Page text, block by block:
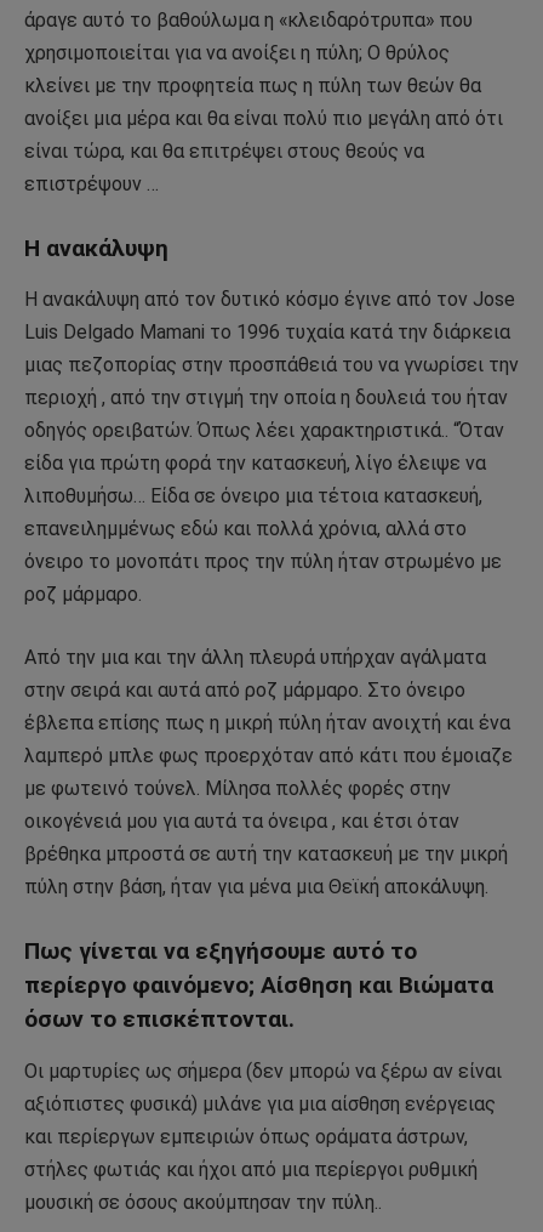
άραγε αυτό το βαθούλωμα η «κλειδαρότρυπα» που
χρησιμοποιείται για να ανοίξει η πύλη; Ο θρύλος
κλείνει με την προφητεία πως η πύλη των θεών θα
ανοίξει μια μέρα και θα είναι πολύ πιο μεγάλη από ότι
είναι τώρα, και θα επιτρέψει στους θεούς να
επιστρέψουν …
Η ανακάλυψη
Η ανακάλυψη από τον δυτικό κόσμο έγινε από τον Jose
Luis Delgado Mamani το 1996 τυχαία κατά την διάρκεια
μιας πεζοπορίας στην προσπάθειά του να γνωρίσει την
περιοχή , από την στιγμή την οποία η δουλειά του ήταν
οδηγός ορειβατών. Όπως λέει χαρακτηριστικά.. “Όταν
είδα για πρώτη φορά την κατασκευή, λίγο έλειψε να
λιποθυμήσω… Είδα σε όνειρο μια τέτοια κατασκευή,
επανειλημμένως εδώ και πολλά χρόνια, αλλά στο
όνειρο το μονοπάτι προς την πύλη ήταν στρωμένο με
ροζ μάρμαρο.
Από την μια και την άλλη πλευρά υπήρχαν αγάλματα
στην σειρά και αυτά από ροζ μάρμαρο. Στο όνειρο
έβλεπα επίσης πως η μικρή πύλη ήταν ανοιχτή και ένα
λαμπερό μπλε φως προερχόταν από κάτι που έμοιαζε
με φωτεινό τούνελ. Μίλησα πολλές φορές στην
οικογένειά μου για αυτά τα όνειρα , και έτσι όταν
βρέθηκα μπροστά σε αυτή την κατασκευή με την μικρή
πύλη στην βάση, ήταν για μένα μια Θεϊκή αποκάλυψη.
Πως γίνεται να εξηγήσουμε αυτό το
περίεργο φαινόμενο; Αίσθηση και Βιώματα
όσων το επισκέπτονται.
Οι μαρτυρίες ως σήμερα (δεν μπορώ να ξέρω αν είναι
αξιόπιστες φυσικά) μιλάνε για μια αίσθηση ενέργειας
και περίεργων εμπειριών όπως οράματα άστρων,
στήλες φωτιάς και ήχοι από μια περίεργοι ρυθμική
μουσική σε όσους ακούμπησαν την πύλη..